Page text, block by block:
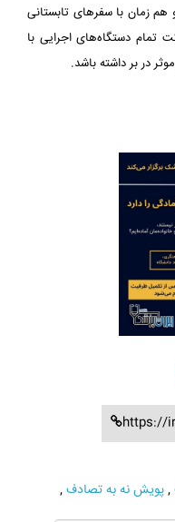
وسیع‌تر و در گام دوم در تابستان ۱۴۰۴ و هم زمان با سفرهای تابستانی
تمام دستگاه‌های اجرایی با
در بر داشته باشد.
https://
,پویش نه به تصادف,